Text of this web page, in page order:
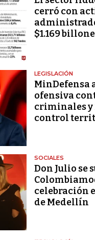
cerró con
$1.169
LEGISLACIÓN
MinDefensa
ofensiva
criminales y
control
SOCIALES
Don Julio se
celebración
de Medellín